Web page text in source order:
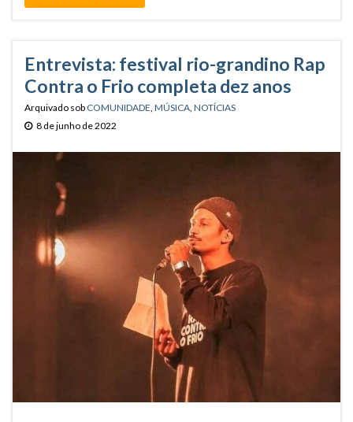
Entrevista: festival rio-grandino Rap
Contra o Frio completa dez anos
Arquivado sob COMUNIDADE MÚSICA NOTÍCIAS
8 de junho de 2022